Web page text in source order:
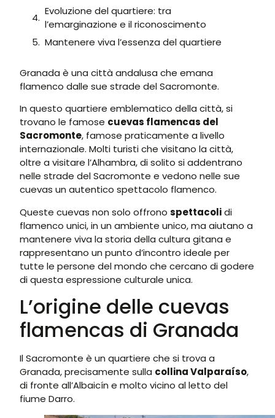
Evoluzione del quartiere: tra
l’emarginazione e il riconoscimento
Mantenere viva l’essenza del quartiere
Granada è una città andalusa che emana
flamenco dalle sue strade del Sacromonte.
In questo quartiere emblematico della città, si
trovano le famose cuevas flamencas del
Sacromonte, famose praticamente a livello
internazionale. Molti turisti che visitano la città,
oltre a visitare l’Alhambra, di solito si addentrano
nelle strade del Sacromonte e vedono nelle sue
cuevas un autentico spettacolo flamenco.
Queste cuevas non solo offrono spettacolidi
flamenco unici, in un ambiente unico, ma aiutano a
mantenere viva la storia della cultura gitana e
rappresentano un punto d’incontro ideale per
tutte le persone del mondo che cercano di godere
di questa espressione culturale unica.
L’origine delle cuevas
flamencas di Granada
Il Sacromonte è un quartiere che si trova a
Granada, precisamente sulla collina Valparaíso,
di fronte all’Albaicín e molto vicino al letto del
fiume Darro.